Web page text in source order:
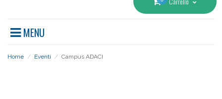
MENU
Home / Eventi / Campus ADACI